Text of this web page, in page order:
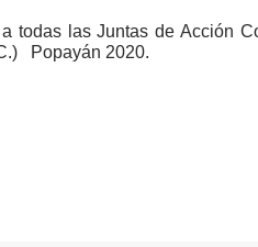
todas las Juntas de Acción
Popayán 2020.